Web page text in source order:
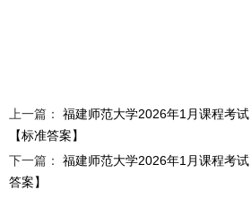
上一篇： 福建师范大学2026年1月课程考
【标准答案】
下一篇： 福建师范大学2026年1月课程考
答案】